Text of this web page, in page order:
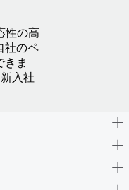
性の高
社のペ
きま
入社